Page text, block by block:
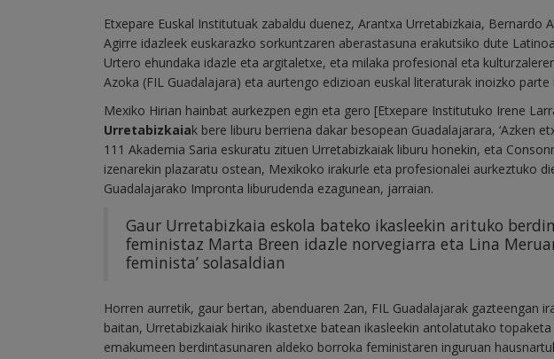
Etxepare Euskal Institutuak zabaldu duenez, Arantxa Urretabizkaia, Bernardo
Agirre idazleek euskarazko sorkuntzaren aberastasuna erakutsiko dute
Urtero ehundaka idazle eta argitaletxe, eta milaka profesional eta
Azoka (FIL Guadalajara) eta aurtengo edizioan euskal literaturak inoizko
Mexiko Hirian hainbat aurkezpen egin eta gero [Etxepare Institutuko Irene
Urretabizkaiak bere liburu berriena dakar besopean Guadalajarara, ‘Azken
111 Akademia Saria eskuratu zituen Urretabizkaiak liburu honekin, eta
izenarekin plazaratu ostean, Mexikoko irakurle eta profesionalei aurkeztuko
Guadalajarako Impronta liburudenda ezagunean, jarraian.
Gaur Urretabizkaia eskola bateko ikasleekin arituko
feministaz Marta Breen idazle norvegiarra eta Lina
feminista’ solasaldian
Horren aurretik, gaur bertan, abenduaren 2an, FIL Guadalajarak gazteengan
baitan, Urretabizkaiak hiriko ikastetxe batean ikasleekin antolatutako
emakumeen berdintasunaren aldeko borroka feministaren inguruan